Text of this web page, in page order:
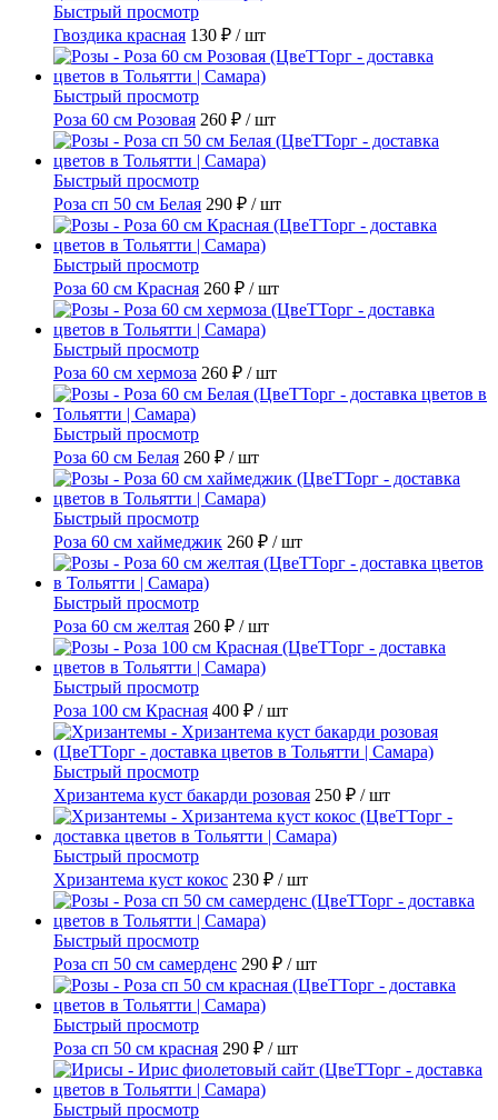
Быстрый просмотр
Гвоздика красная 130 ₽ / шт
Быстрый просмотр
Роза 60 см Розовая 260 ₽ / шт
Быстрый просмотр
Роза сп 50 см Белая 290 ₽ / шт
Быстрый просмотр
Роза 60 см Красная 260 ₽ / шт
Быстрый просмотр
Роза 60 см хермоза 260 ₽ / шт
Быстрый просмотр
Роза 60 см Белая 260 ₽ / шт
Быстрый просмотр
Роза 60 см хаймеджик 260 ₽ / шт
Быстрый просмотр
Роза 60 см желтая 260 ₽ / шт
Быстрый просмотр
Роза 100 см Красная 400 ₽ / шт
Быстрый просмотр
Хризантема куст бакарди розовая 250 ₽ / шт
Быстрый просмотр
Хризантема куст кокос 230 ₽ / шт
Быстрый просмотр
Роза сп 50 см самерденс 290 ₽ / шт
Быстрый просмотр
Роза сп 50 см красная 290 ₽ / шт
Быстрый просмотр